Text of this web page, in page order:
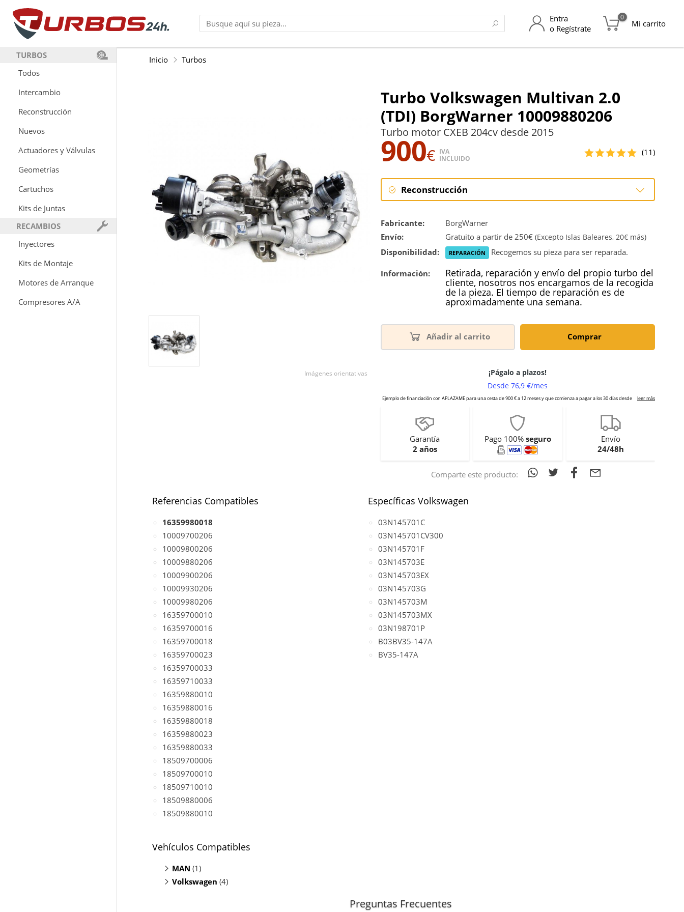
Entra
o Regístrate
0
Mi carrito
TURBOS
Todos
Intercambio
Reconstrucción
Nuevos
Actuadores y Válvulas
Geometrías
Cartuchos
Kits de Juntas
RECAMBIOS
Inyectores
Kits de Montaje
Motores de Arranque
Compresores A/A
Inicio Turbos
Turbo Volkswagen Multivan 2.0
(TDI) BorgWarner 10009880206
Turbo motor CXEB 204cv desde 2015
900€ IVA
INCLUIDO
(11)
Reconstrucción
Fabricante:
BorgWarner
Envío:
Gratuito a partir de 250€ (Excepto Islas Baleares, 20€ más)
Disponibilidad: REPARACIÓN Recogemos su pieza para ser reparada.
Información: Retirada, reparación y envío del propio turbo del
cliente, nosotros nos encargamos de la recogida
de la pieza. El tiempo de reparación es de
aproximadamente una semana.
Añadir al carrito Comprar
Garantía
2 años
Pago 100% seguro
Envío
24/48h
Comparte este producto:
Imágenes orientativas
Referencias Compatibles
16359980018
10009700206
10009800206
10009880206
10009900206
10009930206
10009980206
16359700010
16359700016
16359700018
16359700023
16359700033
16359710033
16359880010
16359880016
16359880018
16359880023
16359880033
18509700006
18509700010
18509710010
18509880006
18509880010
Específicas Volkswagen
03N145701C
03N145701CV300
03N145701F
03N145703E
03N145703EX
03N145703G
03N145703M
03N145703MX
03N198701P
B03BV35-147A
BV35-147A
Vehículos Compatibles
MAN (1)
TGE Bus 2.0(TDI, motor CXEB)
Volkswagen (4)
Preguntas Frecuentes